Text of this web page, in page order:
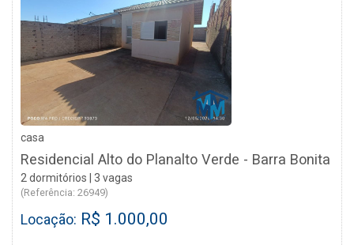
casa
Residencial Alto do Planalto Verde - Barra Bonita
2 dormitórios | 3 vagas
(Referência: 26949)
Locação: R$ 1.000,00